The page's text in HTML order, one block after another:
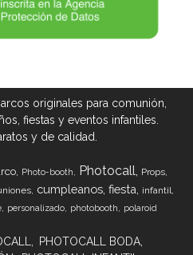
originales para comunión,
fiestas y eventos infantiles.
y de calidad.
Photo-booth Photocall Props
cumpleanos fiesta infantil
personalizado photobooth polaroid
PHOTOCALL BODA